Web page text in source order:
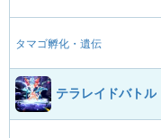
タマゴ孵化・遺伝
テラレイドバトル